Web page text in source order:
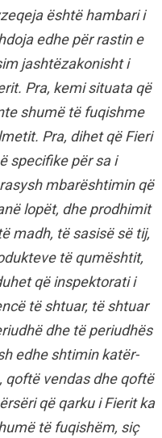
është hambari i
edhe për rastin e
jashtëzakonisht i
Pra, kemi situata që
shumë të fuqishme
Pra, dihet që Fieri
specifike për sa i
mbarështimin që
lopët, dhe prodhimit
madh, të sasisë së tij,
të qumështit,
që inspektorati i
të shtuar, të shtuar
dhe të periudhës
edhe shtimin katër-
vendas dhe qoftë
që qarku i Fierit ka
të fuqishëm, siç